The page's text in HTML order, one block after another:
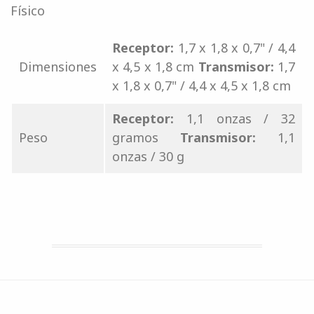
Físico
Dimensiones
Receptor: 1,7 x 1,8 x 0,7" / 4,4
x 4,5 x 1,8 cm Transmisor: 1,7
x 1,8 x 0,7" / 4,4 x 4,5 x 1,8 cm
Peso
Receptor: 1,1 onzas / 32
gramos Transmisor: 1,1
onzas / 30 g